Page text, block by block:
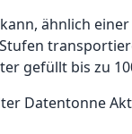
ähnlich
gefüllt bis zu